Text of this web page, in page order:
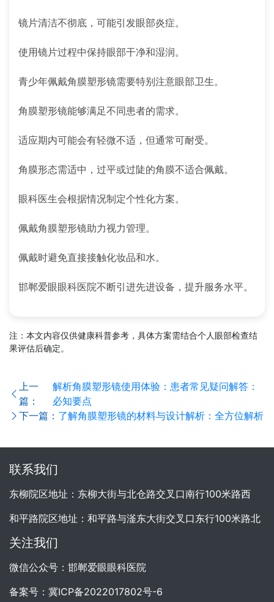
镜片清洁不彻底，可能引发眼部炎症。
使用镜片过程中保持眼部干净和湿润。
青少年佩戴角膜塑形镜需要特别注意眼部卫生。
角膜塑形镜能够满足不同患者的需求。
适应期内可能会有轻微不适，但通常可耐受。
角膜形态需适中，过平或过陡的角膜不适合佩戴。
眼科医生会根据情况制定个性化方案。
佩戴角膜塑形镜助力视力管理。
佩戴时避免直接接触化妆品和水。
邯郸爱眼眼科医院不断引进先进设备，提升服务水平。
注：本文内容仅供健康科普参考，具体方案需结合个人眼部检查结
果评估后确定。
上一
篇：
解析角膜塑形镜使用体验：患者常见疑问解答：
必知要点
下一篇： 了解角膜塑形镜的材料与设计解析：全方位解析
联系我们
东柳院区地址：东柳大街与北仓路交叉口南行100米路西
和平路院区地址：和平路与滏东大街交叉口东行100米路北
关注我们
微信公众号：邯郸爱眼眼科医院
备案号： 冀ICP备2022017802号-6